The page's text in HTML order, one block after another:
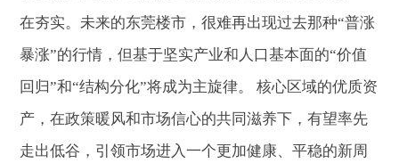
在夯实。未来的东莞楼市，很难再出现过去那种“普涨
暴涨”的行情，但基于坚实产业和人口基本面的“价值
回归”和“结构分化”将成为主旋律。 核心区域的优质资
产，在政策暖风和市场信心的共同滋养下，有望率先
走出低谷，引领市场进入一个更加健康、平稳的新周